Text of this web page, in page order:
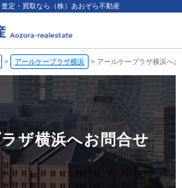
定・買取なら（株）あおぞら不動産
> アールケープラザ横浜 > アールケープラザ横浜へ
ザ横浜へお問合せ